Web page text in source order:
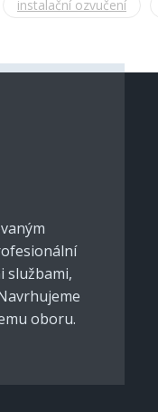
instalační ozvučení
službami,
oboru.